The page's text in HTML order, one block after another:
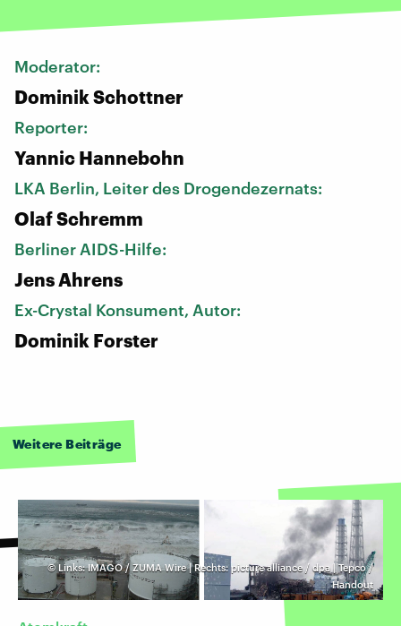
Moderator:
Dominik Schottner
Reporter:
Yannic Hannebohn
LKA Berlin, Leiter des Drogendezernats:
Olaf Schremm
Berliner AIDS-Hilfe:
Jens Ahrens
Ex-Crystal Konsument, Autor:
Dominik Forster
Weitere Beiträge
©Links: IMAGO / ZUMA Wire | Rechts: picture alliance / dpa | Tepco /
Handout